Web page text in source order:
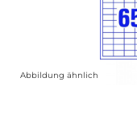
Abbildung ähnlich